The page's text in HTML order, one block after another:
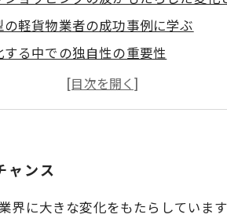
軽貨物業者の成功事例に学ぶ
る中での独自性の重要性
められるスキルと人材育成のポイント
ジネスの両立を目指す軽貨物事業
ャンス
に大きな変化をもたらしていま